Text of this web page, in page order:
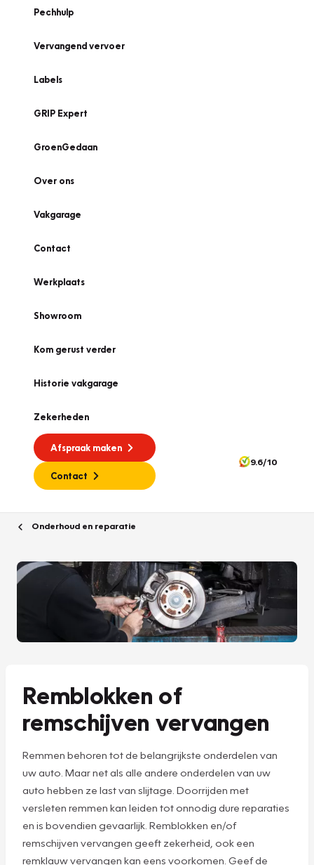
Pechhulp
Vervangend vervoer
Labels
GRIP Expert
GroenGedaan
Over ons
Vakgarage
Contact
Werkplaats
Showroom
Kom gerust verder
Historie vakgarage
Zekerheden
Afspraak maken
Contact
9.6/10
Onderhoud en reparatie
Remblokken of
remschijven vervangen
Remmen behoren tot de belangrijkste onderdelen van
uw auto. Maar net als alle andere onderdelen van uw
auto hebben ze last van slijtage. Doorrijden met
versleten remmen kan leiden tot onnodig dure reparaties
en is bovendien gevaarlijk. Remblokken en/of
remschijven vervangen geeft zekerheid, ook een
remklauw vervangen kan eens voorkomen. Geef de